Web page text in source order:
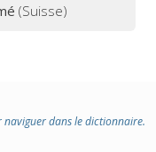
(Suisse)
naviguer dans le dictionnaire.